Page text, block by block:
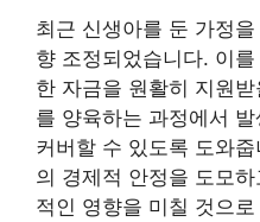
최근 신생아를 둔 가정
향 조정되었습니다. 이
한 자금을 원활히 지원
를 양육하는 과정에서
커버할 수 있도록 도와
의 경제적 안정을 도모하
적인 영향을 미칠 것으